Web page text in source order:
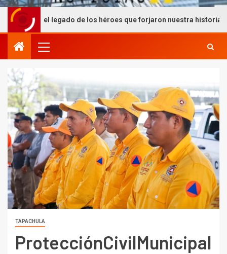
el legado de los héroes que forjaron nuestra historia
TAPACHULA
ProtecciónCivilMunicipal